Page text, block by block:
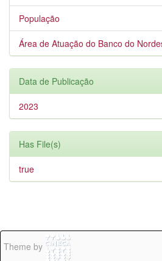
População
Área de Atuação do Banco do
Data de Publicação
2023
Has File(s)
true
Theme by